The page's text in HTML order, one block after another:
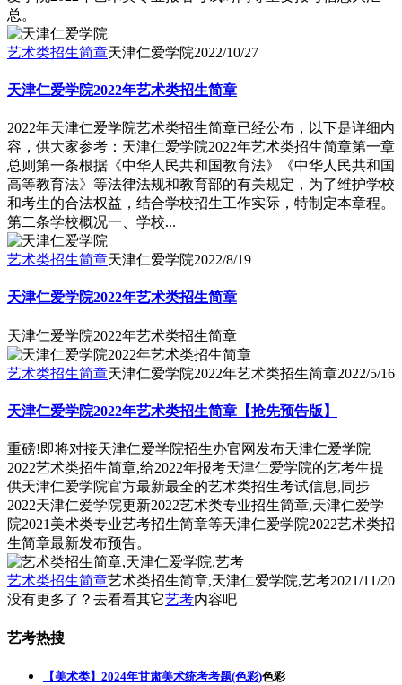
总。
艺术类招生简章天津仁爱学院2022/10/27
天津仁爱学院2022年艺术类招生简章
2022年天津仁爱学院艺术类招生简章已经公布，以下是详细内
容，供大家参考：天津仁爱学院2022年艺术类招生简章第一章
总则第一条根据《中华人民共和国教育法》《中华人民共和国
高等教育法》等法律法规和教育部的有关规定，为了维护学校
和考生的合法权益，结合学校招生工作实际，特制定本章程。
第二条学校概况一、学校...
艺术类招生简章天津仁爱学院2022/8/19
天津仁爱学院2022年艺术类招生简章
天津仁爱学院2022年艺术类招生简章
艺术类招生简章天津仁爱学院2022年艺术类招生简章2022/5/16
天津仁爱学院2022年艺术类招生简章【抢先预告版】
重磅!即将对接天津仁爱学院招生办官网发布天津仁爱学院
2022艺术类招生简章,给2022年报考天津仁爱学院的艺考生提
供天津仁爱学院官方最新最全的艺术类招生考试信息,同步
2022天津仁爱学院更新2022艺术类专业招生简章,天津仁爱学
院2021美术类专业艺考招生简章等天津仁爱学院2022艺术类招
生简章最新发布预告。
艺术类招生简章艺术类招生简章,天津仁爱学院,艺考2021/11/20
没有更多了？去看看其它艺考内容吧
艺考热搜
【美术类】2024年甘肃美术统考考题(色彩)色彩